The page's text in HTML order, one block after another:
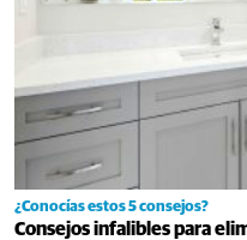
¿Conocías estos 5 consejos?
Consejos infalibles para